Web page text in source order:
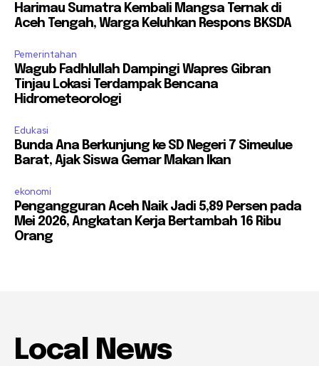
Harimau Sumatra Kembali Mangsa Ternak di
Aceh Tengah, Warga Keluhkan Respons BKSDA
Pemerintahan
Wagub Fadhlullah Dampingi Wapres Gibran
Tinjau Lokasi Terdampak Bencana
Hidrometeorologi
Edukasi
Bunda Ana Berkunjung ke SD Negeri 7 Simeulue
Barat, Ajak Siswa Gemar Makan Ikan
ekonomi
Pengangguran Aceh Naik Jadi 5,89 Persen pada
Mei 2026, Angkatan Kerja Bertambah 16 Ribu
Orang
Local News